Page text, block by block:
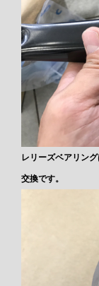
レリーズベアリン
交換です。